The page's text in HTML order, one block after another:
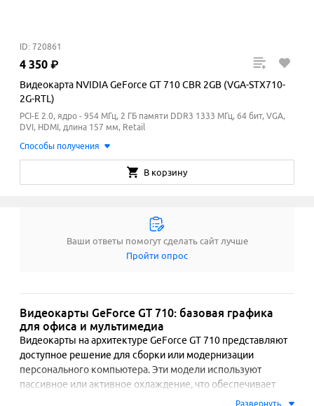
ID: 720861
4 350 ₽
Видеокарта NVIDIA GeForce GT 710 CBR 2GB (VGA-STX710-
2G-RTL)
PCI-E 2.0, ядро - 954 МГц, 2 ГБ памяти DDR3 1333 МГц, 64 бит, VGA,
DVI, HDMI, длина 157 мм, Retail
Способы получения
В корзину
Ваши ответы помогут сделать сайт лучше
Пройти опрос
Видеокарты GeForce GT 710: базовая графика
для офиса и мультимедиа
Видеокарты на архитектуре GeForce GT 710 представляют
доступное решение для сборки или модернизации
персонального компьютера. Эти модели используют
пассивное или активное охлаждение, что обеспечивает
минимальный уровень шума во время работы. Карты не
Развернуть